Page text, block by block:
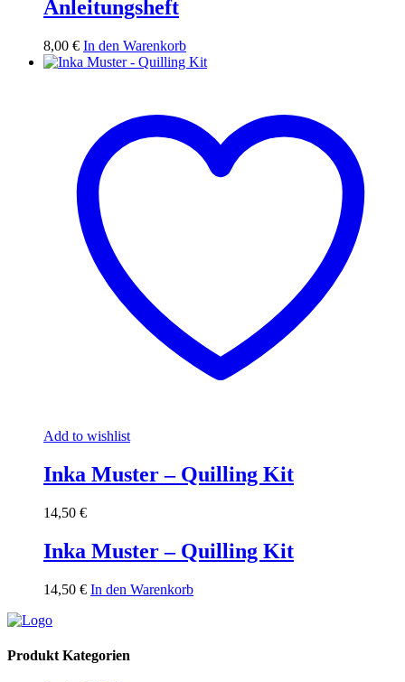
Anleitungsheft
8,00 € In den Warenkorb
Add to wishlist
Inka Muster – Quilling Kit
14,50 €
Inka Muster – Quilling Kit
14,50 € In den Warenkorb
Produkt Kategorien